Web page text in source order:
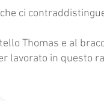
ci
Thomas e al
lavorato in questo